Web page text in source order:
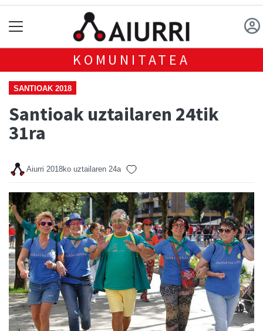
KOMUNITATEA
SANTIOAK 2018
Santioak uztailaren 24tik
31ra
Aiurri 2018ko uztailaren 24a